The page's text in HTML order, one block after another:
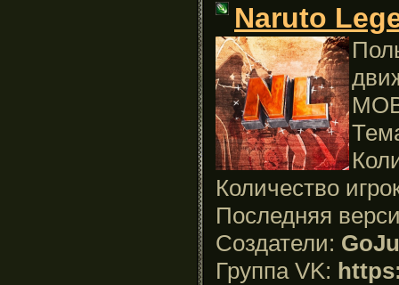
Naruto
Количество
Последняя
Создатели:
Группа VK: